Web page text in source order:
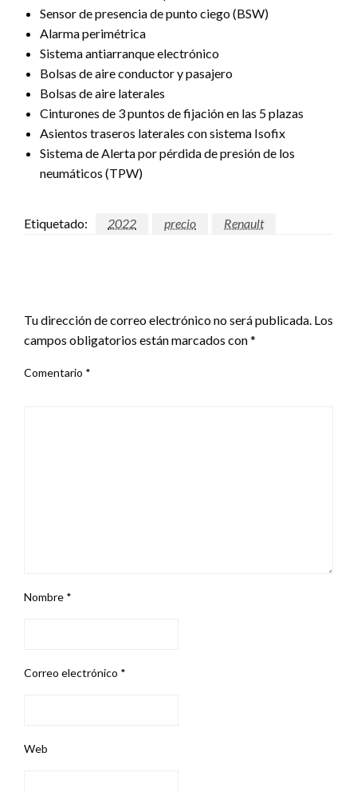
Sensor de presencia de punto ciego (BSW)
Alarma perimétrica
Sistema antiarranque electrónico
Bolsas de aire conductor y pasajero
Bolsas de aire laterales
Cinturones de 3 puntos de fijación en las 5 plazas
Asientos traseros laterales con sistema Isofix
Sistema de Alerta por pérdida de presión de los
neumáticos (TPW)
Etiquetado: 2022 precio Renault
Tu dirección de correo electrónico no será publicada. Los
campos obligatorios están marcados con*
Comentario *
Nombre *
Correo electrónico *
Web